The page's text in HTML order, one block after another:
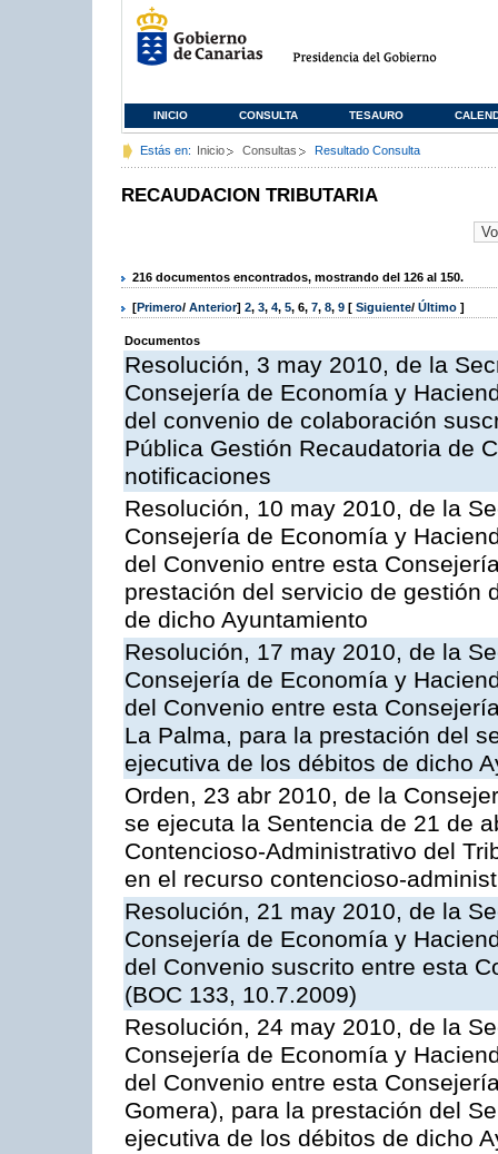
INICIO CONSULTA TESAURO
Estás en: Inicio Consultas Resultado Consulta
RECAUDACION TRIBUTARIA
216 documentos encontrados, mostrando del 126 al 150.
[Primero/ Anterior] 2, 3, 4, 5, 6, 7, 8, 9 [ Siguiente/ Último ]
Documentos
Resolución, 3 may 2010, de la
Consejería de Economía y
del convenio de colaboración
Pública Gestión Recaudatoria de
notificaciones
Resolución, 10 may 2010, de la
Consejería de Economía y
del Convenio entre esta
prestación del servicio de gestión
de dicho Ayuntamiento
Resolución, 17 may 2010, de la
Consejería de Economía y
del Convenio entre esta
La Palma, para la prestación del
ejecutiva de los débitos de dicho
Orden, 23 abr 2010, de la
se ejecuta la Sentencia de 21 de
Contencioso-Administrativo del
en el recurso contencioso-
Resolución, 21 may 2010, de la
Consejería de Economía y
del Convenio suscrito entre esta
(BOC 133, 10.7.2009)
Resolución, 24 may 2010, de la
Consejería de Economía y
del Convenio entre esta
Gomera), para la prestación del
ejecutiva de los débitos de dicho